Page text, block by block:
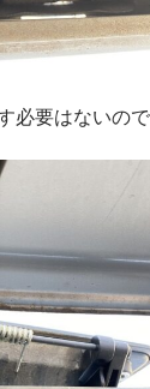
必要はないので